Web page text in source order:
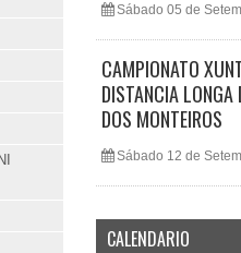
Sábado 05 de
CAMPIONATO
DISTANCIA LONGA
DOS MONTEIROS
Sábado 12 de
CALENDARIO